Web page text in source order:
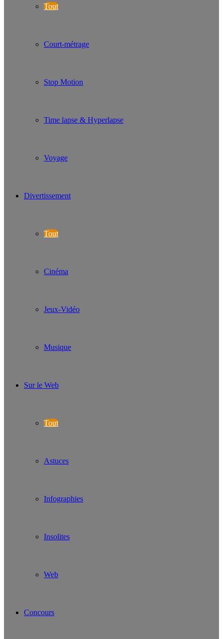
Tout
Court-métrage
Stop Motion
Time lapse & Hyperlapse
Voyage
Divertissement
Tout
Cinéma
Jeux-Vidéo
Musique
Sur le Web
Tout
Astuces
Infographies
Insolites
Web
Concours